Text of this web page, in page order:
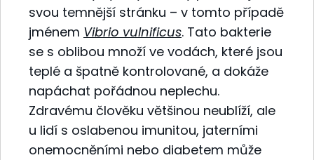
svou temnější stránku – v tomto případě
jménem Vibrio vulnificus. Tato bakterie
se s oblibou množí ve vodách, které jsou
teplé a špatně kontrolované, a dokáže
napáchat pořádnou neplechu.
Zdravému člověku většinou neublíží, ale
u lidí s oslabenou imunitou, jaterními
onemocněními nebo diabetem může